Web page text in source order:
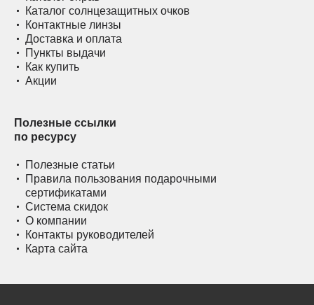
Каталог солнцезащитных очков
Контактные линзы
Доставка и оплата
Пункты выдачи
Как купить
Акции
Полезные ссылки
по ресурсу
Полезные статьи
Правила пользования подарочными
сертификатами
Система скидок
О компании
Контакты руководителей
Карта сайта